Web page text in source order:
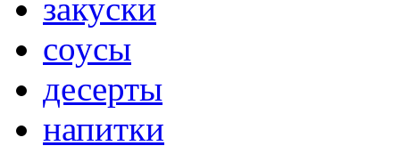
закуски
соусы
десерты
напитки